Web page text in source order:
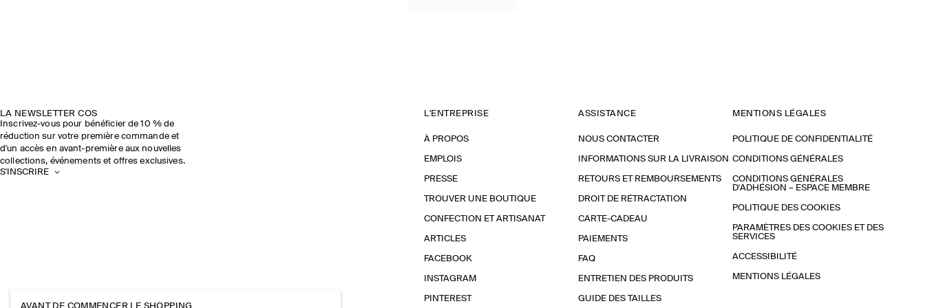
LA NEWSLETTER COS
Inscrivez-vous pour bénéficier de 10 % de
réduction sur votre première commande et
d'un accès en avant-première aux nouvelles
collections, événements et offres exclusives.
S'INSCRIRE
L'ENTREPRISE
À PROPOS
EMPLOIS
PRESSE
TROUVER UNE BOUTIQUE
CONFECTION ET ARTISANAT
ARTICLES
FACEBOOK
INSTAGRAM
PINTEREST
ASSISTANCE
NOUS CONTACTER
INFORMATIONS SUR LA LIVRAISON
RETOURS ET REMBOURSEMENTS
DROIT DE RÉTRACTATION
CARTE-CADEAU
PAIEMENTS
FAQ
ENTRETIEN DES PRODUITS
GUIDE DES TAILLES
MENTIONS LÉGALES
POLITIQUE DE CONFIDENTIALITÉ
CONDITIONS GÉNÉRALES
CONDITIONS GÉNÉRALES
D'ADHÉSION – ESPACE MEMBRE
POLITIQUE DES COOKIES
PARAMÈTRES DES COOKIES ET DES
SERVICES
ACCESSIBILITÉ
MENTIONS LÉGALES
AVANT DE COMMENCER LE SHOPPING